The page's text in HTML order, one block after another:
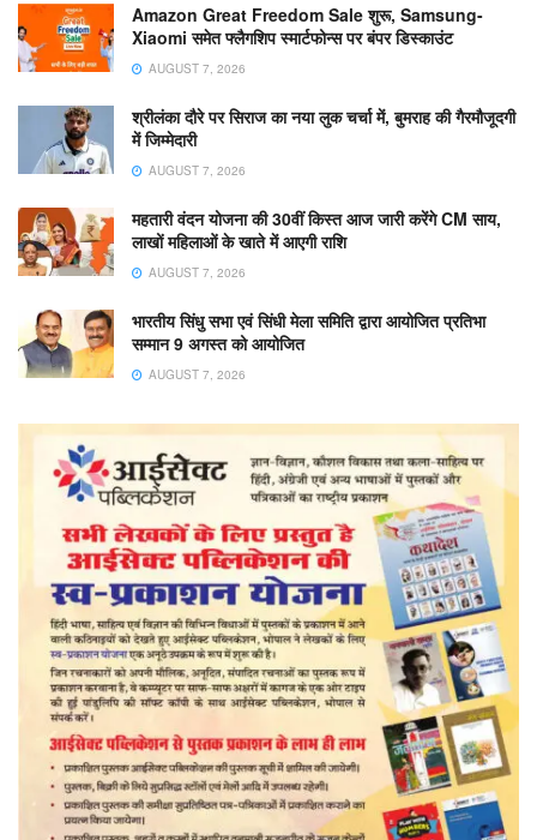
Amazon Great Freedom Sale शुरू, Samsung-
Xiaomi समेत फ्लैगशिप स्मार्टफोन्स पर बंपर डिस्काउंट
AUGUST 7, 2026
श्रीलंका दौरे पर सिराज का नया लुक चर्चा में, बुमराह की गैरमौजूदगी
में जिम्मेदारी
AUGUST 7, 2026
महतारी वंदन योजना की 30वीं किस्त आज जारी करेंगे CM साय,
लाखों महिलाओं के खाते में आएगी राशि
AUGUST 7, 2026
भारतीय सिंधु सभा एवं सिंधी मेला समिति द्वारा आयोजित प्रतिभा
सम्मान 9 अगस्त को आयोजित
AUGUST 7, 2026